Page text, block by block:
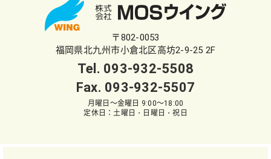
〒802-0053
福岡県北九州市小倉北区高坊2-9-25 2F
Tel. 093-932-5508
Fax. 093-932-5507
月曜日～金曜日 9:00～18:00
定休日：土曜日・日曜日・祝日